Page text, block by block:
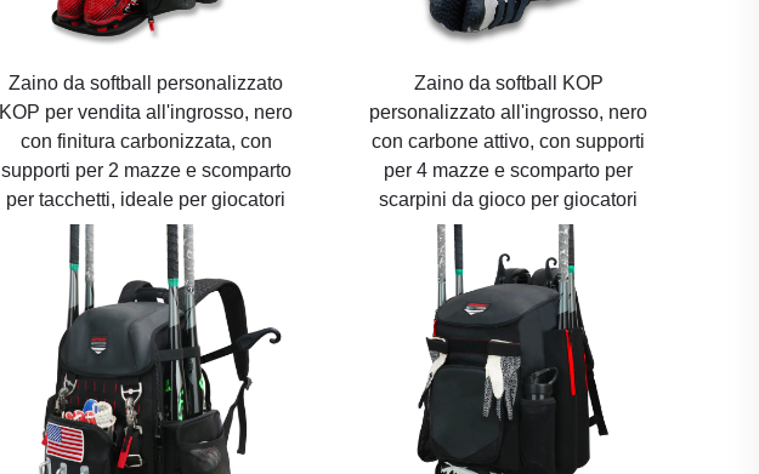
Zaino da softball personalizzato
KOP per vendita all'ingrosso, nero
con finitura carbonizzata, con
supporti per 2 mazze e scomparto
per tacchetti, ideale per giocatori
Zaino da softball KOP
personalizzato all'ingrosso, nero
con carbone attivo, con supporti
per 4 mazze e scomparto per
scarpini da gioco per giocatori